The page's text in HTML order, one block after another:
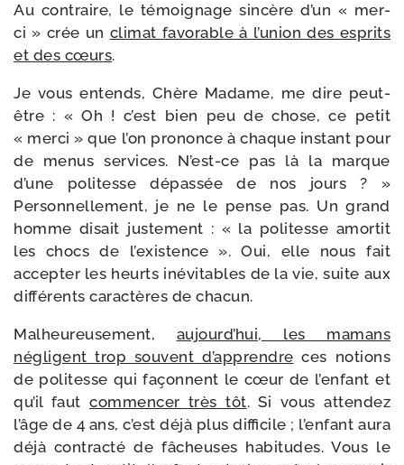
Au contraire, le témoi­gnage sin­cère d’un « mer­
ci » crée un cli­mat favo­rable à l’u­nion des esprits
et des cœurs.
Je vous entends, Chère Madame, me dire peut-​
être : « Oh ! c’est bien peu de chose, ce petit
« mer­ci » que l’on pro­nonce à chaque ins­tant pour
de menus ser­vices. N’est-​ce pas là la marque
d’une poli­tesse dépas­sée de nos jours ? »
Personnellement, je ne le pense pas. Un grand
homme disait jus­te­ment : « la poli­tesse amor­tit
les chocs de l’exis­tence ». Oui, elle nous fait
accep­ter les heurts inévi­tables de la vie, suite aux
dif­fé­rents carac­tères de chacun.
Malheureusement, aujourd’­hui, les mamans
négligent trop sou­vent d’ap­prendre ces notions
de poli­tesse qui façonnent le cœur de l’en­fant et
qu’il fautcom­men­cer très tôt. Si vous atten­dez
l’âge de 4 ans, c’est déjà plus dif­fi­cile ; l’en­fant aura
déjà contrac­té de fâcheuses habi­tudes. Vous le